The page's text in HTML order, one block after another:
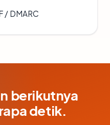
/ DMARC
berikutnya
detik.